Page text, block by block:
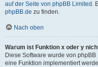
auf der Seite von phpBB Limited .
phpBB.de zu finden.
Nach oben
Warum ist Funktion x oder y
Diese Software wurde von
eine Funktion implementiert